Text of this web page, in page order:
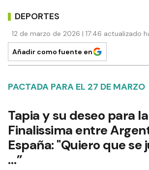
DEPORTES
12 de marzo de 2026 | 17:46 actualizado
Añadir como fuente en
PACTADA PARA EL 27 DE MARZO
Tapia y su deseo para
Finalissima entre
España: "Quiero que se
…”